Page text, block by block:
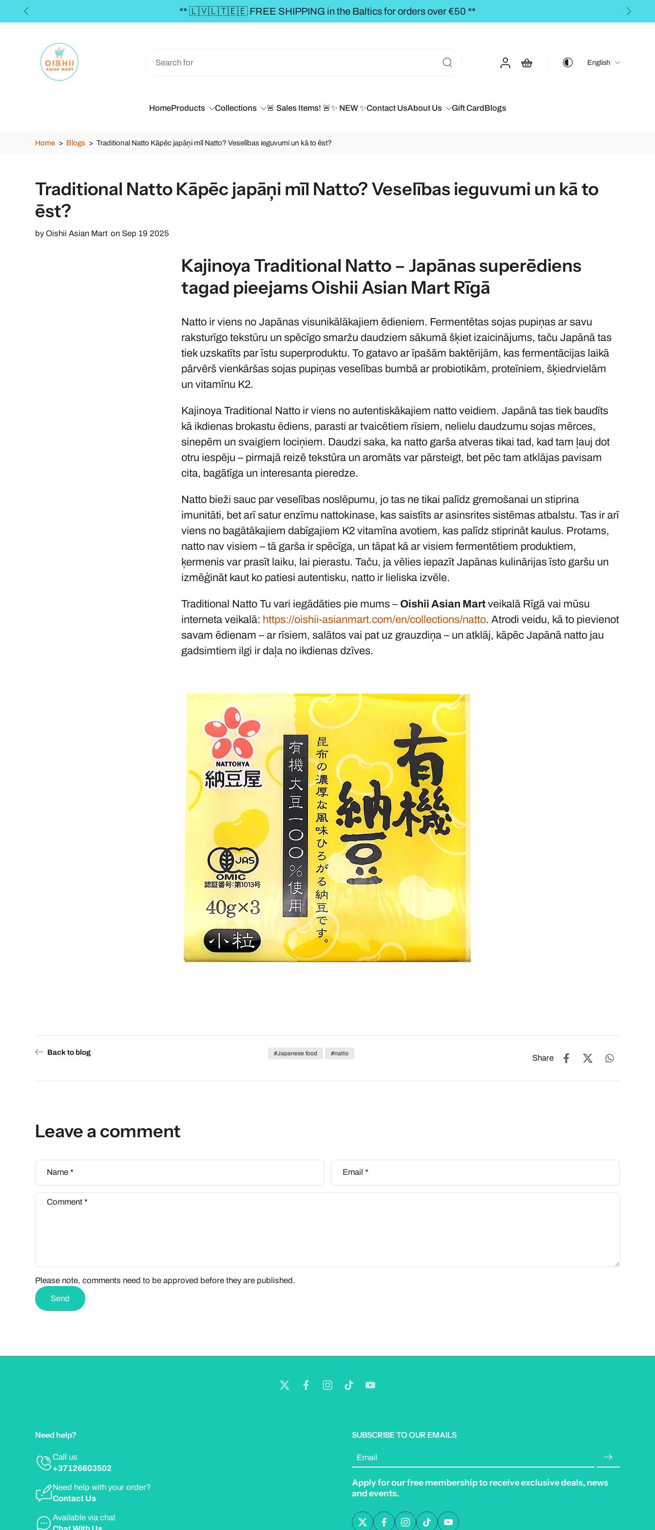
Skip
to
** FREE SHIPPING to the BALTICS for orders over €50,00 **
English
HomeProducts Collections 🚨 Sales Items! 🚨✨ NEW ✨Contact UsAbout Us Gift CardBlogs
Home > Blogs > Traditional Natto Kāpēc japāņi mīl Natto? Veselības ieguvumi un kā to ēst?
Traditional Natto Kāpēc japāņi mīl Natto? Veselības ieguvumi un kā to
ēst?
by Oishii Asian Mart on Sep 19 2025
Kajinoya Traditional Natto – Japānas superēdiens
tagad pieejams Oishii Asian Mart Rīgā
Natto ir viens no Japānas visunikālākajiem ēdieniem. Fermentētas sojas pupiņas ar savu
raksturīgo tekstūru un spēcīgo smaržu daudziem sākumā šķiet izaicinājums, taču Japānā tas
tiek uzskatīts par īstu superproduktu. To gatavo ar īpašām baktērijām, kas fermentācijas laikā
pārvērš vienkāršas sojas pupiņas veselības bumbā ar probiotikām, proteīniem, šķiedrvielām
un vitamīnu K2.
Kajinoya Traditional Natto ir viens no autentiskākajiem natto veidiem. Japānā tas tiek baudīts
kā ikdienas brokastu ēdiens, parasti ar tvaicētiem rīsiem, nelielu daudzumu sojas mērces,
sinepēm un svaigiem lociņiem. Daudzi saka, ka natto garša atveras tikai tad, kad tam ļauj dot
otru iespēju – pirmajā reizē tekstūra un aromāts var pārsteigt, bet pēc tam atklājas pavisam
cita, bagātīga un interesanta pieredze.
Natto bieži sauc par veselības noslēpumu, jo tas ne tikai palīdz gremošanai un stiprina
imunitāti, bet arī satur enzīmu nattokinase, kas saistīts ar asinsrites sistēmas atbalstu. Tas ir arī
viens no bagātākajiem dabīgajiem K2 vitamīna avotiem, kas palīdz stiprināt kaulus. Protams,
natto nav visiem – tā garša ir spēcīga, un tāpat kā ar visiem fermentētiem produktiem,
ķermenis var prasīt laiku, lai pierastu. Taču, ja vēlies iepazīt Japānas kulinārijas īsto garšu un
izmēģināt kaut ko patiesi autentisku, natto ir lieliska izvēle.
Traditional Natto Tu vari iegādāties pie mums – Oishii Asian Mart veikalā Rīgā vai mūsu
interneta veikalā: https://oishii-asianmart.com/en/collections/natto. Atrodi veidu, kā to pievienot
savam ēdienam – ar rīsiem, salātos vai pat uz grauzdiņa – un atklāj, kāpēc Japānā natto jau
gadsimtiem ilgi ir daļa no ikdienas dzīves.
Back to blog #Japanese food #natto
Share
Leave a comment
Name * Email *
Comment *
Please note, comments need to be approved before they are published.
Send
Need help?
Call us
+37126603502
Need help with your order?
Contact Us
Available via chat
SUBSCRIBE TO OUR EMAILS
Email
Apply for our free membership to receive exclusive deals, news
and events.